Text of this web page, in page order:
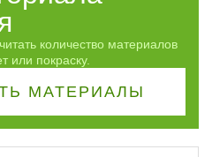
количество материалов
или покраску.
МАТЕРИАЛЫ